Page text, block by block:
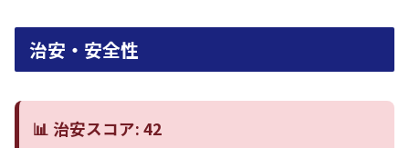
治安・安全性
📊 治安スコア: 42